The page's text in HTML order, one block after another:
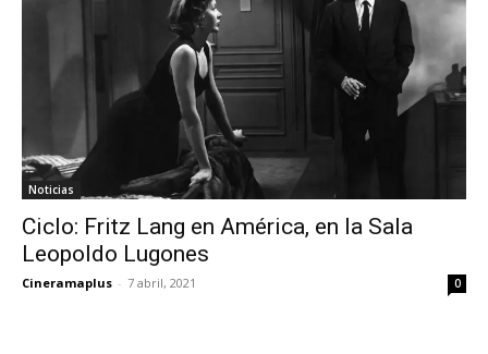
Noticias
Ciclo: Fritz Lang en América, en la Sala
Leopoldo Lugones
Cineramaplus - 7 abril, 2021 0